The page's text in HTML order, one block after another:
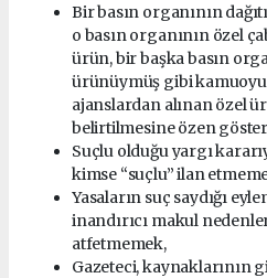
Bir basın organının
o basın organının özel
ürün, bir başka basın
ürünüymüş gibi
ajanslardan alınan özel
belirtilmesine özen
Suçlu olduğu yargı
kimse “suçlu” ilan
Yasaların suç saydığı
inandırıcı makul
atfetmemek,
Gazeteci, kaynaklarının